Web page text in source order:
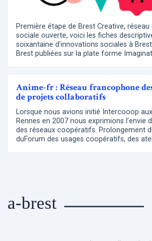
Première étape de Brest Creative, réseau
sociale ouverte, voici les fiches
soixantaine d’innovations sociales à
Brest publiées sur la plate forme
Anime-fr : Réseau francophone
de projets collaboratifs
Lorsque nous avions initié Intercooop
Rennes en 2007 nous exprimions l’envie
des réseaux coopératifs. Prolongement
duForum des usages coopératifs, des
a-brest